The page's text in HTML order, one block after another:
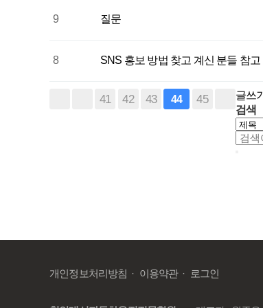
9 질문
8 SNS 홍보 방법 찾고 계신 분들 참고
41 42 43 44 45
글쓰기
검색
개인정보처리방침 이용약관 로그인